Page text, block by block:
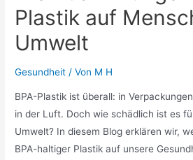
Plastik auf
Umwelt
Gesundheit / Von M H
BPA-Plastik ist überall: in
in der Luft. Doch wie schädlich ist es
Umwelt? In diesem Blog erklären wir,
BPA-haltiger Plastik auf unsere